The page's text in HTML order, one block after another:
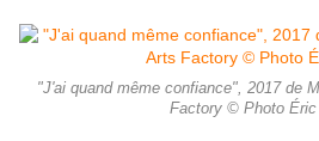
"J'ai quand même confiance", 2017 de
Factory © Photo Éric